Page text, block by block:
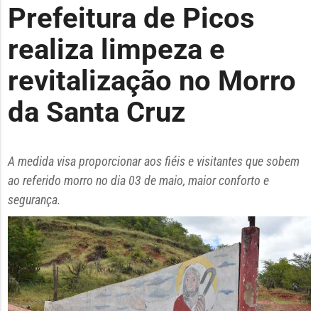
Prefeitura de Picos
realiza limpeza e
revitalização no Morro
da Santa Cruz
A medida visa proporcionar aos fiéis e visitantes que sobem
ao referido morro no dia 03 de maio, maior conforto e
segurança.